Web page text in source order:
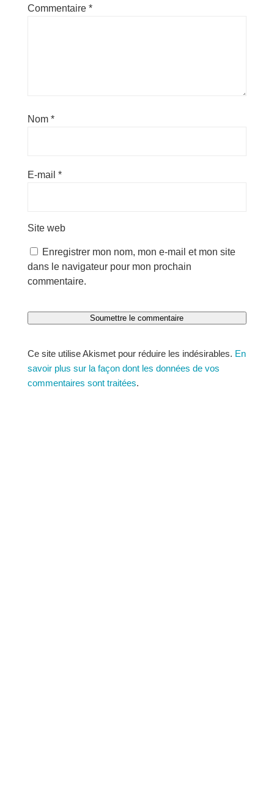
Commentaire *
Nom *
E-mail *
Site web
Enregistrer mon nom, mon e-mail et mon site
dans le navigateur pour mon prochain
commentaire.
Soumettre le commentaire
Ce site utilise Akismet pour réduire les indésirables. En
savoir plus sur la façon dont les données de vos
commentaires sont traitées.